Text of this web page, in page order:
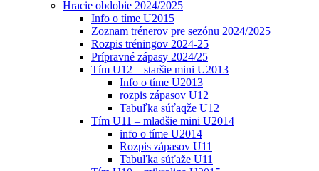
Hracie obdobie 2024/2025
Info o tíme U2015
Zoznam trénerov pre sezónu 2024/2025
Rozpis tréningov 2024-25
Prípravné zápasy 2024/25
Tím U12 – staršie mini U2013
Info o tíme U2013
rozpis zápasov U12
Tabuľka súťaqže U12
Tím U11 – mladšie mini U2014
info o tíme U2014
Rozpis zápasov U11
Tabuľka súťaže U11